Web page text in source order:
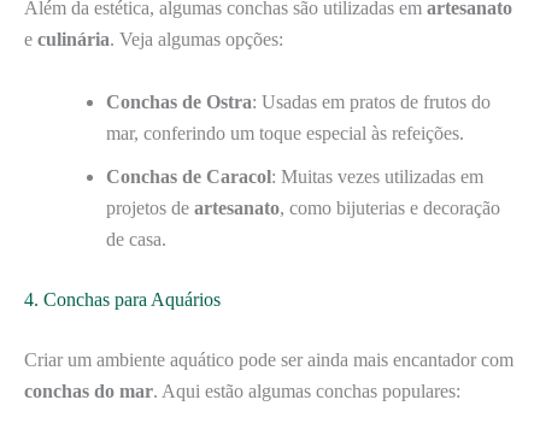
Além da estética, algumas conchas são utilizadas em artesanato
e culinária. Veja algumas opções:
Conchas de Ostra: Usadas em pratos de frutos do
mar, conferindo um toque especial às refeições.
Conchas de Caracol: Muitas vezes utilizadas em
projetos de artesanato, como bijuterias e decoração
de casa.
4. Conchas para Aquários
Criar um ambiente aquático pode ser ainda mais encantador com
conchas do mar. Aqui estão algumas conchas populares: